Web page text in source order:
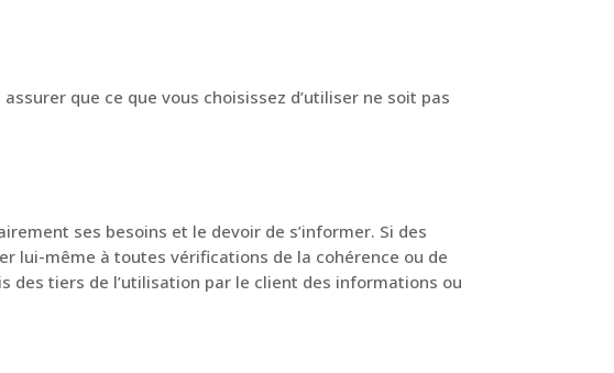
que ce que vous choisissez d’utiliser ne soit pas
ses besoins et le devoir de s’informer. Si des
lui-même à toutes vérifications de la cohérence ou de
des tiers de l’utilisation par le client des informations ou